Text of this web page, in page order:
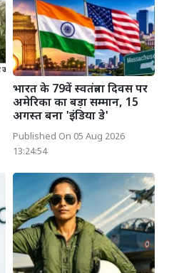
भारत के 79वें स्वतंत्रता दिवस पर
अमेरिका का बड़ा सम्मान, 15
अगस्त बना 'इंडिया डे'
Published On 05 Aug 2026
13:24:54